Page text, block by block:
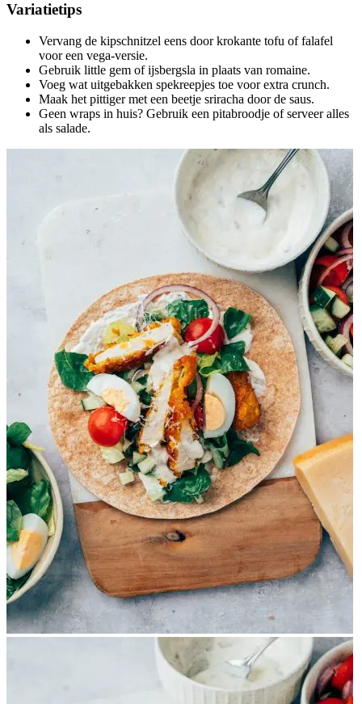
Variatietips
Vervang de kipschnitzel eens door krokante tofu of falafel
voor een vega-versie.
Gebruik little gem of ijsbergsla in plaats van romaine.
Voeg wat uitgebakken spekreepjes toe voor extra crunch.
Maak het pittiger met een beetje sriracha door de saus.
Geen wraps in huis? Gebruik een pitabroodje of serveer alles
als salade.